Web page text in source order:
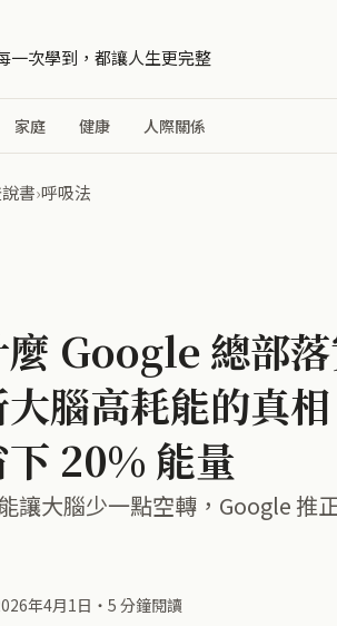
一次學到，都讓人生更完整
家庭 健康 人際關係
書›呼吸法
Google 總部
腦高耗能的真
20% 能量
讓大腦少一點空轉，Google 推
年4月1日 ・ 5 分鐘閱讀